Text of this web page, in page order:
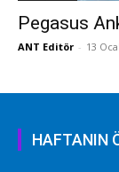
Pegasus
ANT Editör - 13
HAFTANIN